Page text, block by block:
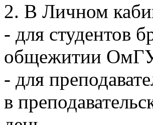
2. В Личном
- для студентов
общежитии
- для
в